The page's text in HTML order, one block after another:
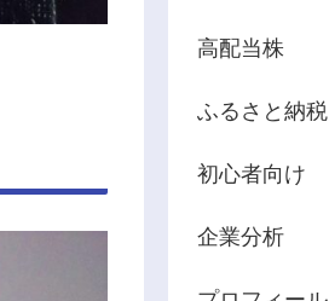
高配当株
ふるさと納税
初心者向け
企業分析